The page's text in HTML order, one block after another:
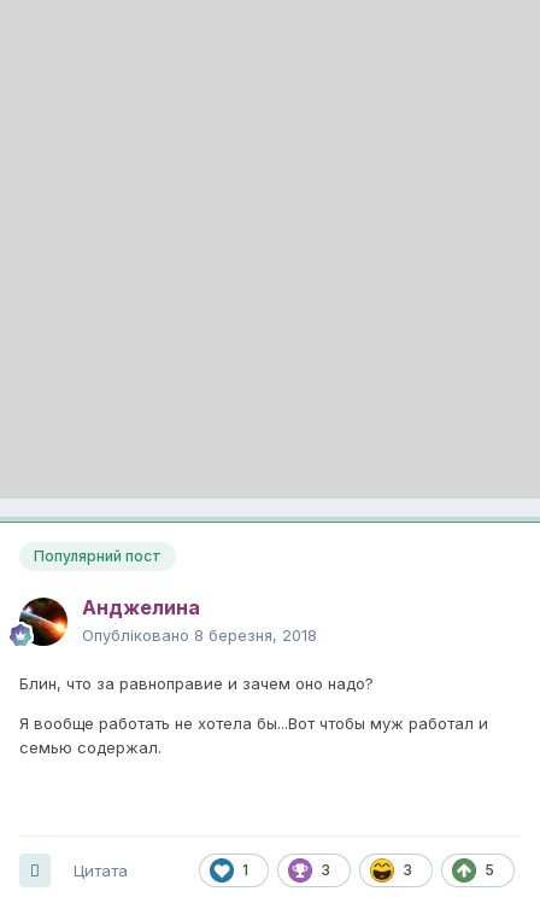
Популярний пост
Анджелина
Опубліковано 8 березня, 2018
Блин, что за равноправие и зачем оно надо?
Я вообще работать не хотела бы...Вот чтобы муж работал и
семью содержал.
1 3 3 5
Цитата